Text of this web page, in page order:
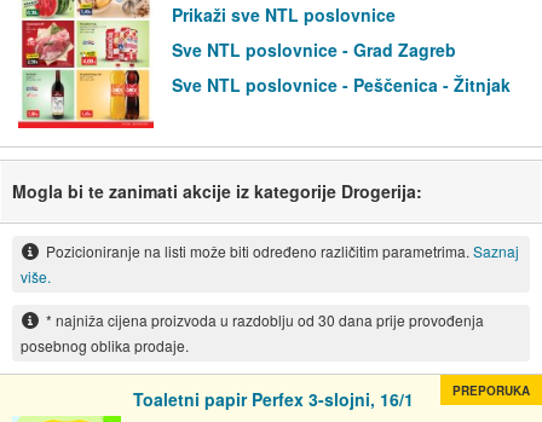
Prikaži sve NTL poslovnice
Sve NTL poslovnice - Grad Zagreb
Sve NTL poslovnice - Peščenica - Žitnjak
Mogla bi te zanimati akcije iz kategorije Drogerija:
Pozicioniranje na listi može biti određeno različitim parametrima. Saznaj
više.
* najniža cijena proizvoda u razdoblju od 30 dana prije provođenja
posebnog oblika prodaje.
Toaletni papir Perfex 3-slojni, 16/1 PREPORUKA